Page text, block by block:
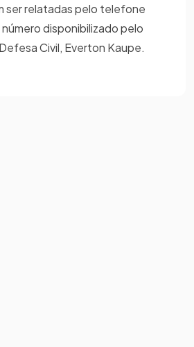
ser relatadas pelo telefone
número disponibilizado pelo
Civil, Everton Kaupe.